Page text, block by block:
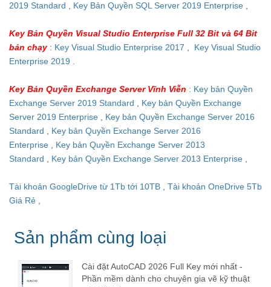
2019 Standard , Key Bản Quyền SQL Server 2019 Enterprise ,
Key Bản Quyền Visual Studio Enterprise Full 32 Bit và 64 Bit
bán chạy: Key Visual Studio Enterprise 2017 , Key Visual Studio
Enterprise 2019 .
Key Bản Quyền Exchange Server Vĩnh Viễn : Key bản Quyền
Exchange Server 2019 Standard , Key bản Quyền Exchange
Server 2019 Enterprise , Key bản Quyền Exchange Server 2016
Standard , Key bản Quyền Exchange Server 2016
Enterprise , Key bản Quyền Exchange Server 2013
Standard , Key bản Quyền Exchange Server 2013 Enterprise ,
Tài khoản GoogleDrive từ 1Tb tới 10TB , Tài khoản OneDrive 5Tb
Giá Rẻ ,
Sản phẩm cùng loại
Cài đặt AutoCAD 2026 Full Key mới nhất -
Phần mềm dành cho chuyên gia vẽ kỹ thuật